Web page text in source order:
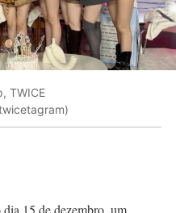
TWICE
15 de dezembro, um